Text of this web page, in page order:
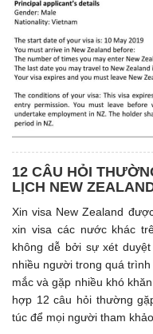
12 CÂU HỎI
LỊCH NEW
Xin visa New Zealand
xin visa các nước khác
không dễ bởi sự xét
nhiều người trong quá
mắc và gặp nhiều khó
hợp 12 câu hỏi thường
túc để mọi người tham